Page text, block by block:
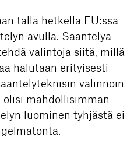
tällä hetkellä EU:ssa
avulla. Sääntelyä
valintoja siitä, millä
halutaan erityisesti
valinnoin
mahdollisimman
luominen tyhjästä ei